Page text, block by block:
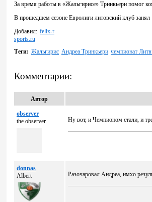
За время работы в «Жальгирисе» Тринкьери помог
В прошедшем сезоне Евролиги литовский клуб занял
Добавил: felix-r
sports.ru
Теги: Жальгирис Андреа Тринкьери чемпионат
Комментарии:
Автор
observer
the observer
Ну вот, и Чемпионом стали, и
donnas
Albert
Разочаровал Андреа, имхо